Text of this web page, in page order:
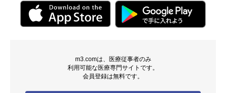
m3.comは、医療従事者のみ
利用可能な医療専門サイトです。
会員登録は無料です。